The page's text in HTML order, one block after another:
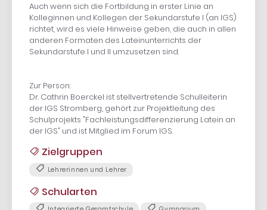
Auch wenn sich die Fortbildung in erster Linie an
Kolleginnen und Kollegen der Sekundarstufe I (an IGS)
richtet, wird es viele Hinweise geben, die auch in allen
anderen Formaten des Lateinunterrichts der
Sekundarstufe I und II umzusetzen sind.
Zur Person:
Dr. Cathrin Boerckel ist stellvertretende Schulleiterin
der IGS Stromberg, gehört zur Projektleitung des
Schulprojekts "Fachleistungsdifferenzierung Latein an
der IGS" und ist Mitglied im Forum IGS.
Zielgruppen
Lehrerinnen und Lehrer
Schularten